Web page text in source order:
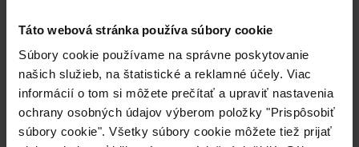
Táto webová stránka používa súbory cookie
Súbory cookie používame na správne poskytovanie
našich služieb, na štatistické a reklamné účely. Viac
informácií o tom si môžete prečítať a upraviť nastavenia
ochrany osobných údajov výberom položky "Prispôsobiť
súbory cookie". Všetky súbory cookie môžete tiež prijať